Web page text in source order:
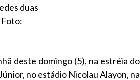
duas
Foto:
deste domingo (5), na estréia do
no estádio Nicolau Alayon, na